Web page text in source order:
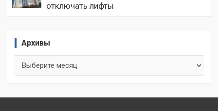
отключать лифты
Архивы